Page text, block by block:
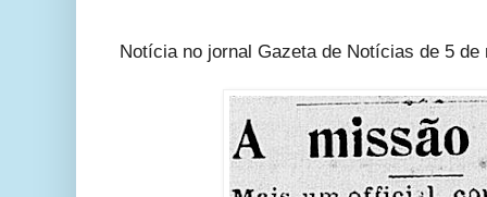
Notícia no jornal Gazeta de Notícias de 5 de